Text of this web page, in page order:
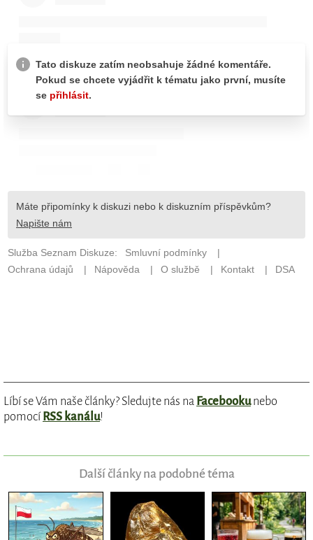
Líbí se Vám naše články? Sledujte nás na Facebookunebo
pomocíRSS kanálu!
Další články na podobné téma